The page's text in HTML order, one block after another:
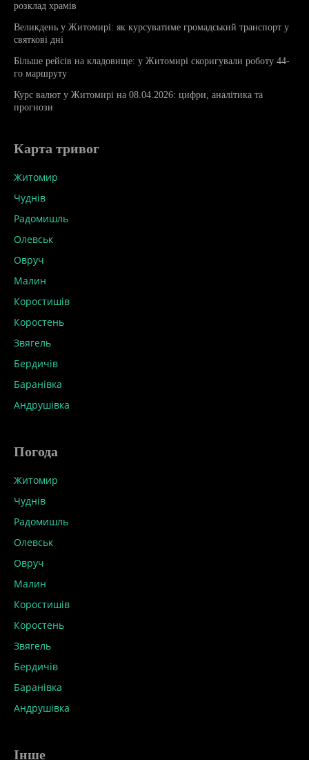
розклад храмів
Великдень у Житомирі: як курсуватиме громадський транспорт у
святкові дні
Більше рейсів на кладовище: у Житомирі скоригували роботу 44-
го маршруту
Курс валют у Житомирі на 08.04.2026: цифри, аналітика та
прогнози
Карта тривог
Житомир
Чуднів
Радомишль
Олевськ
Овруч
Малин
Коростишів
Коростень
Звягель
Бердичів
Баранівка
Андрушівка
Погода
Житомир
Чуднів
Радомишль
Олевськ
Овруч
Малин
Коростишів
Коростень
Звягель
Бердичів
Баранівка
Андрушівка
Інше